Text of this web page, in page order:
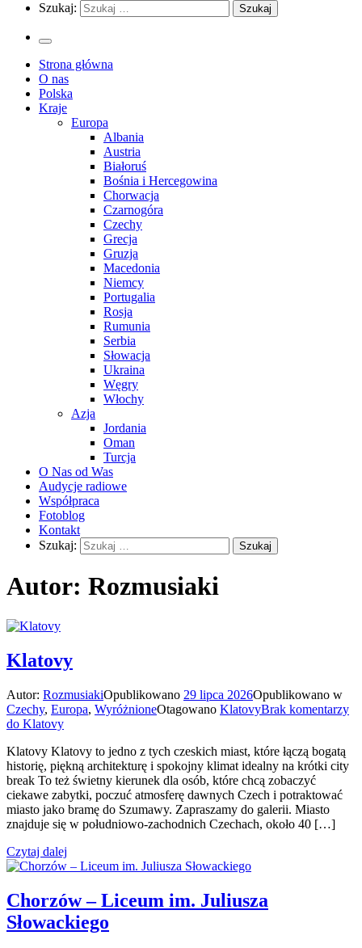
Szukaj:
Strona główna
O nas
Polska
Kraje
Europa
Albania
Austria
Białoruś
Bośnia i Hercegowina
Chorwacja
Czarnogóra
Czechy
Grecja
Gruzja
Macedonia
Niemcy
Portugalia
Rosja
Rumunia
Serbia
Słowacja
Ukraina
Węgry
Włochy
Azja
Jordania
Oman
Turcja
O Nas od Was
Audycje radiowe
Współpraca
Fotoblog
Kontakt
Szukaj:
Autor: Rozmusiaki
Klatovy
Autor: RozmusiakiOpublikowano 29 lipca 2026Opublikowano w
Czechy, Europa, WyróżnioneOtagowano KlatovyBrak komentarzy
do Klatovy
Klatovy Klatovy to jedno z tych czeskich miast, które łączą bogatą
historię, piękną architekturę i spokojny klimat idealny na krótki city
break To też świetny kierunek dla osób, które chcą zobaczyć
ciekawe zabytki, poczuć atmosferę dawnych Czech i potraktować
miasto jako bramę do Szumawy. Zapraszamy do galerii. Miasto
znajduje się w południowo-zachodnich Czechach, około 40 […]
Czytaj dalej
Chorzów – Liceum im. Juliusza
Słowackiego